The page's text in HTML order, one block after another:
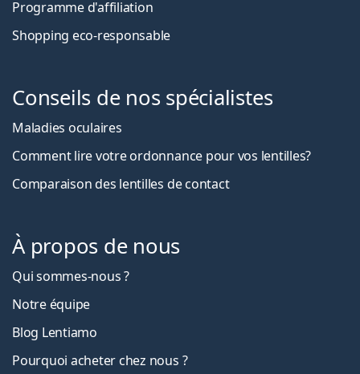
Programme d'affiliation
Shopping eco-responsable
Conseils de nos spécialistes
Maladies oculaires
Comment lire votre ordonnance pour vos lentilles?
Comparaison des lentilles de contact
À propos de nous
Qui sommes-nous ?
Notre équipe
Blog Lentiamo
Pourquoi acheter chez nous ?